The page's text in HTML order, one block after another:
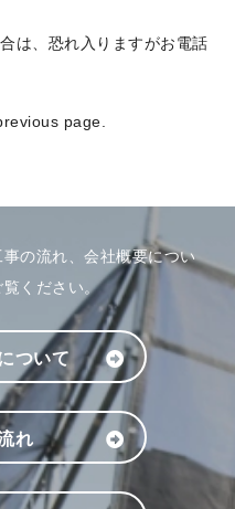
は、恐れ入りますがお電話
page.
の流れ、会社概要につい
ください。
ついて
れ